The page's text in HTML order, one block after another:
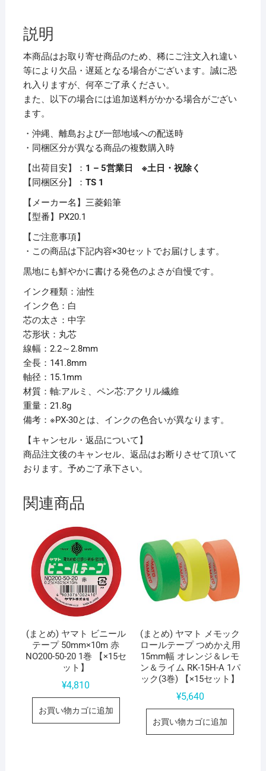
ー
カ
ー
中
字
丸
芯
白
PX20.1
本
セ
ッ
ト】
個
説明
本商品はお取り寄せ商品のため、稀にご注文入れ違い
等により欠品・遅延となる場合がございます。誠に恐
れ入りますが、何卒ご了承ください。
また、以下の場合には追加送料がかかる場合がござい
ます。
・沖縄、離島および一部地域への配送時
・同梱区分が異なる商品の複数購入時
【出荷目安】： 1 – 5営業日 ※土日・祝除く
【同梱区分】： TS 1
【メーカー名】三菱鉛筆
【型番】PX20.1
【ご注意事項】
・この商品は下記内容×30セットでお届けします。
黒地にも鮮やかに書ける発色のよさが自慢です。
インク種類：油性
インク色：白
芯の太さ：中字
芯形状：丸芯
線幅：2.2～2.8mm
全長：141.8mm
軸径：15.1mm
材質：軸:アルミ、ペン芯:アクリル繊維
重量：21.8g
備考：※PX-30とは、インクの色合いが異なります。
【キャンセル・返品について】
商品注文後のキャンセル、返品はお断りさせて頂いて
おります。予めご了承下さい。
関連商品
(まとめ) ヤマト ビニール
テープ 50mm×10m 赤
NO200-50-20 1巻 【×15セ
ット】
¥4,810
お買い物カゴに追加
(まとめ) ヤマト メモック
ロールテープ つめかえ用
15mm幅 オレンジ＆レモ
ン＆ライム RK-15H-A 1パ
ック(3巻) 【×15セット】
¥5,640
お買い物カゴに追加